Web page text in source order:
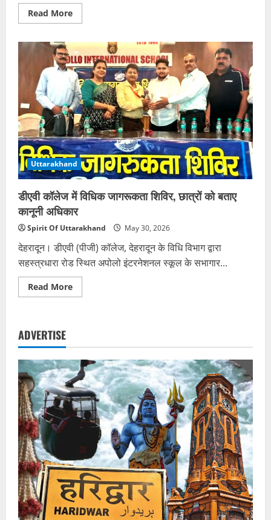
Read MoreRead
more
रीवैल्यूएशन
पोर्टल
पर
साइबर
हमला,
फीस
में
दिखा
₹1
से
₹68
हजार
तक
का
अंतर
Uttarakhand
डीएवी कॉलेज में विधिक जागरूकता शिविर, छात्रों को बताए
कानूनी अधिकार
Spirit Of Uttarakhand May 30, 2026
देहरादून। डीएवी (पीजी) कॉलेज, देहरादून के विधि विभाग द्वारा
सहस्त्रधारा रोड स्थित अपोलो इंटरनेशनल स्कूल के सभागार...
Read MoreRead
more
जागरूकता
छात्रों
को
बताए
कानूनी
अधिकार
ADVERTISE